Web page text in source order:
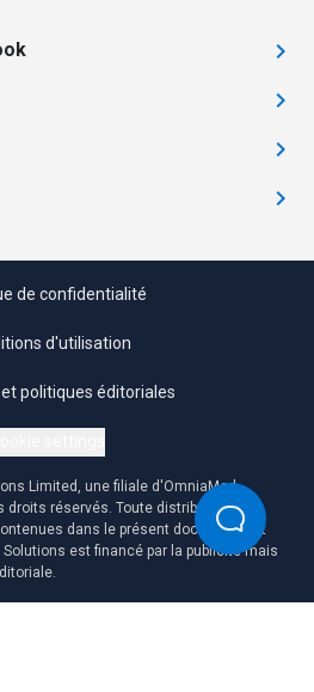
de confidentialité
d'utilisation
politiques éditoriales
Limited, une filiale d'OmniaMed
réservés. Toute distribution ou
dans le présent document est
est financé par la publicité mais